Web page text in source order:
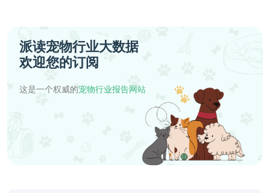
派读宠物行业大数据
欢迎您的订阅
这是一个权威的宠物行业报告网站